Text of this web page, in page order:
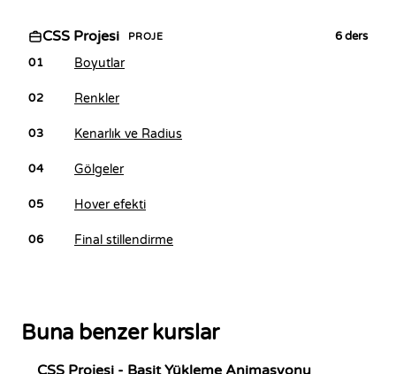
CSS Projesi PROJE 6ders
01
Boyutlar
02 Renkler
03 Kenarlık ve Radius
04 Gölgeler
05 Hover efekti
06 Final stillendirme
Buna benzer kurslar
CSS Projesi - Basit Yükleme Animasyonu